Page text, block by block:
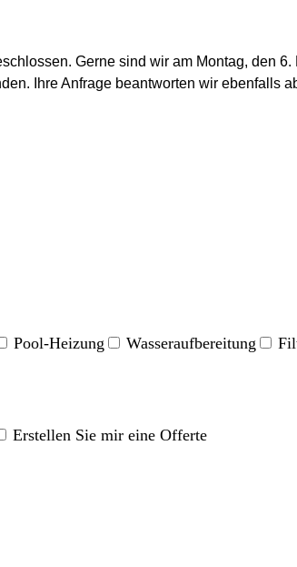
Gerne sind wir am Montag, den
Ihre Anfrage beantworten wir ebenfalls
Pool-Heizung Wasseraufbereitung
Erstellen Sie mir eine Offerte